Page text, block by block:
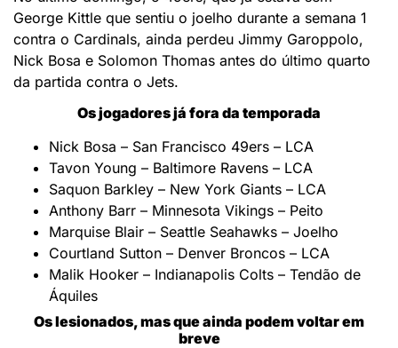
George Kittle que sentiu o joelho durante a semana 1
contra o Cardinals, ainda perdeu Jimmy Garoppolo,
Nick Bosa e Solomon Thomas antes do último quarto
da partida contra o Jets.
Os jogadores já fora da temporada
Nick Bosa – San Francisco 49ers – LCA
Tavon Young – Baltimore Ravens – LCA
Saquon Barkley – New York Giants – LCA
Anthony Barr – Minnesota Vikings – Peito
Marquise Blair – Seattle Seahawks – Joelho
Courtland Sutton – Denver Broncos – LCA
Malik Hooker – Indianapolis Colts – Tendão de
Áquiles
Os lesionados, mas que ainda podem voltar em
breve